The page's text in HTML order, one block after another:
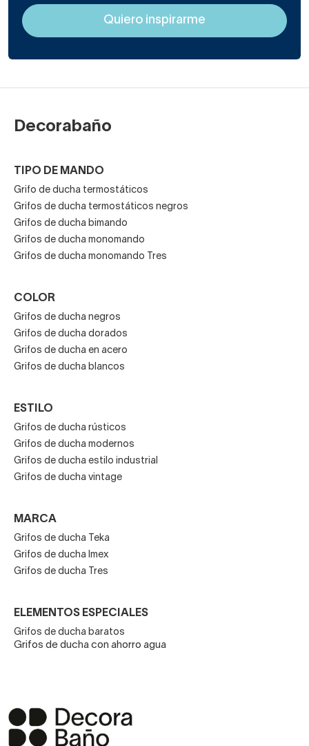
Menor inversión, ya que son más baratos.
Innovación en el diseño de la maneta.
Prestaciones extra geniales como la “posición
caliente al salir agua fría cuando la llave esta en el
Decorabaño
TIPO DE MANDO
Grifo de ducha termostáticos
Grifos de ducha termostáticos negros
Grifos de ducha bimando
Grifos de ducha monomando
Grifos de ducha monomando Tres
COLOR
Grifos de ducha negros
Grifos de ducha dorados
Grifos de ducha en acero
Grifos de ducha blancos
ESTILO
Grifos de ducha rústicos
Grifos de ducha modernos
Grifos de ducha estilo industrial
Grifos de ducha vintage
MARCA
Grifos de ducha Teka
Grifos de ducha Imex
Grifos de ducha Tres
ELEMENTOS ESPECIALES
Grifos de ducha baratos
Grifos de ducha con ahorro agua